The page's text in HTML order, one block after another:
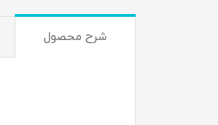
شرح محصول